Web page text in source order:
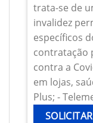
trata-se de
invalidez
específicos
contratação
contra a
em lojas,
Plus; -